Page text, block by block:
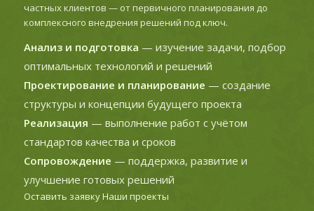
частных клиентов — от первичного планирования до
комплексного внедрения решений под ключ.
Анализ и подготовка — изучение задачи, подбор
оптимальных технологий и решений
Проектирование и планирование — создание
структуры и концепции будущего проекта
Реализация — выполнение работ с учётом
стандартов качества и сроков
Сопровождение — поддержка, развитие и
улучшение готовых решений
Оставить заявкуНаши проекты